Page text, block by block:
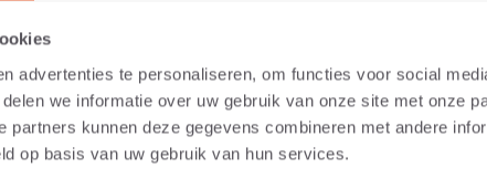
advertenties te personaliseren, om functies voor social
we informatie over uw gebruik van onze site met onze
partners kunnen deze gegevens combineren met andere
op basis van uw gebruik van hun services.